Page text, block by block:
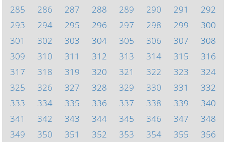
285
286 287 288 289 290 291
292
293
294 295 296 297 298 299
300
301
302 303 304 305 306 307
308
309
310 311 312 313 314 315
316
317
318 319 320 321 322 323
324
325
326 327 328 329 330 331
332
333
334 335 336 337 338 339
340
341
342 343 344 345 346 347
348
349
350 351 352 353 354 355 356